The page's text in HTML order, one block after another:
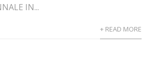
IN...
+ READ MORE